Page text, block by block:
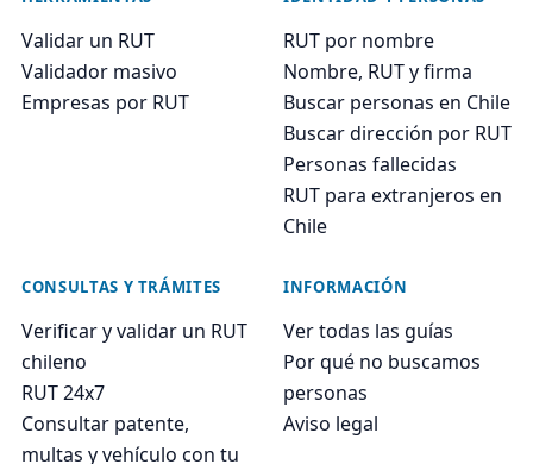
Validar un RUT
Validador masivo
Empresas por RUT
RUT por nombre
Nombre, RUT y firma
Buscar personas en Chile
Buscar dirección por RUT
Personas fallecidas
RUT para extranjeros en
Chile
CONSULTAS Y TRÁMITES
Verificar y validar un RUT
chileno
RUT 24x7
Consultar patente,
multas y vehículo con tu
INFORMACIÓN
Ver todas las guías
Por qué no buscamos
personas
Aviso legal